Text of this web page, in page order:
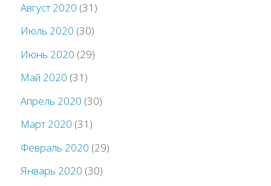
Август 2020 (31)
Июль 2020 (30)
Июнь 2020 (29)
Май 2020 (31)
Апрель 2020 (30)
Март 2020 (31)
Февраль 2020 (29)
Январь 2020 (30)